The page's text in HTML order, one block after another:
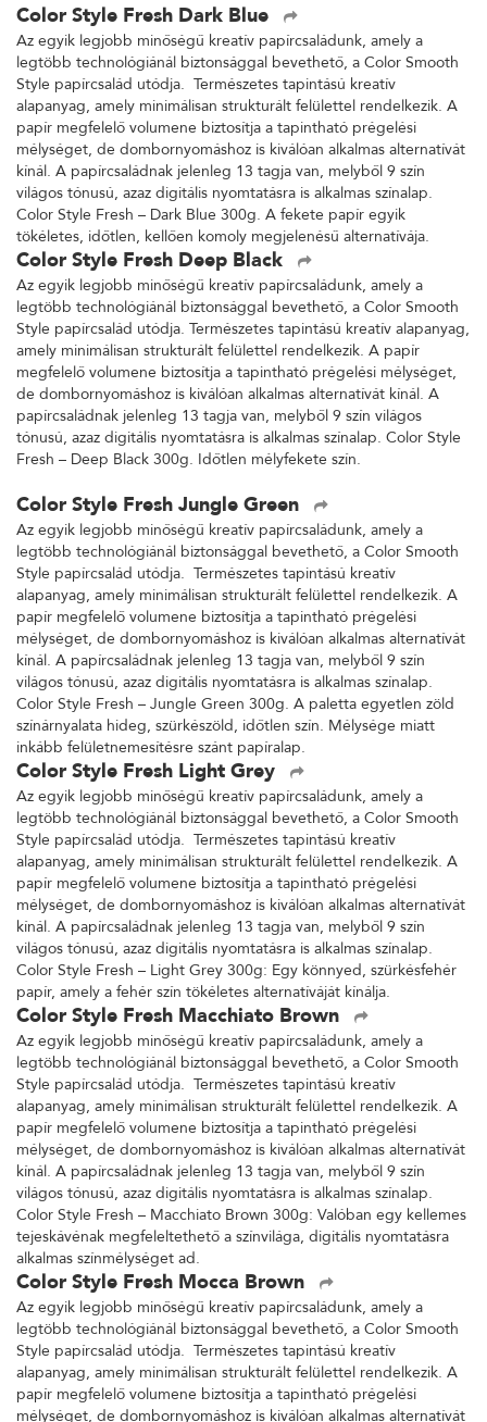
Color Style Fresh Dark Blue
Az egyik legjobb minőségű kreatív papírcsaládunk, amely a
legtöbb technológiánál biztonsággal bevethető, a Color Smooth
Style papírcsalád utódja. Természetes tapintású kreatív
alapanyag, amely minimálisan strukturált felülettel rendelkezik. A
papír megfelelő volumene biztosítja a tapintható prégelési
mélységet, de dombornyomáshoz is kiválóan alkalmas alternatívát
kínál. A papírcsaládnak jelenleg 13 tagja van, melyből 9 szín
világos tónusú, azaz digitális nyomtatásra is alkalmas színalap.
Color Style Fresh – Dark Blue 300g. A fekete papír egyik
tökéletes, időtlen, kellően komoly megjelenésű alternatívája.
Color Style Fresh Deep Black
Az egyik legjobb minőségű kreatív papírcsaládunk, amely a
legtöbb technológiánál biztonsággal bevethető, a Color Smooth
Style papírcsalád utódja. Természetes tapintású kreatív alapanyag,
amely minimálisan strukturált felülettel rendelkezik. A papír
megfelelő volumene biztosítja a tapintható prégelési mélységet,
de dombornyomáshoz is kiválóan alkalmas alternatívát kínál. A
papírcsaládnak jelenleg 13 tagja van, melyből 9 szín világos
tónusú, azaz digitális nyomtatásra is alkalmas színalap. Color Style
Fresh – Deep Black 300g. Időtlen mélyfekete szín.
Color Style Fresh Jungle Green
Az egyik legjobb minőségű kreatív papírcsaládunk, amely a
legtöbb technológiánál biztonsággal bevethető, a Color Smooth
Style papírcsalád utódja. Természetes tapintású kreatív
alapanyag, amely minimálisan strukturált felülettel rendelkezik. A
papír megfelelő volumene biztosítja a tapintható prégelési
mélységet, de dombornyomáshoz is kiválóan alkalmas alternatívát
kínál. A papírcsaládnak jelenleg 13 tagja van, melyből 9 szín
világos tónusú, azaz digitális nyomtatásra is alkalmas színalap.
Color Style Fresh – Jungle Green 300g. A paletta egyetlen zöld
színárnyalata hideg, szürkészöld, időtlen szín. Mélysége miatt
inkább felületnemesítésre szánt papíralap.
Color Style Fresh Light Grey
Az egyik legjobb minőségű kreatív papírcsaládunk, amely a
legtöbb technológiánál biztonsággal bevethető, a Color Smooth
Style papírcsalád utódja. Természetes tapintású kreatív
alapanyag, amely minimálisan strukturált felülettel rendelkezik. A
papír megfelelő volumene biztosítja a tapintható prégelési
mélységet, de dombornyomáshoz is kiválóan alkalmas alternatívát
kínál. A papírcsaládnak jelenleg 13 tagja van, melyből 9 szín
világos tónusú, azaz digitális nyomtatásra is alkalmas színalap.
Color Style Fresh – Light Grey 300g: Egy könnyed, szürkésfehér
papír, amely a fehér szín tökéletes alternatíváját kínálja.
Color Style Fresh Macchiato Brown
Az egyik legjobb minőségű kreatív papírcsaládunk, amely a
legtöbb technológiánál biztonsággal bevethető, a Color Smooth
Style papírcsalád utódja. Természetes tapintású kreatív
alapanyag, amely minimálisan strukturált felülettel rendelkezik. A
papír megfelelő volumene biztosítja a tapintható prégelési
mélységet, de dombornyomáshoz is kiválóan alkalmas alternatívát
kínál. A papírcsaládnak jelenleg 13 tagja van, melyből 9 szín
világos tónusú, azaz digitális nyomtatásra is alkalmas színalap.
Color Style Fresh – Macchiato Brown 300g: Valóban egy kellemes
tejeskávénak megfeleltethető a színvilága, digitális nyomtatásra
alkalmas színmélységet ad.
Color Style Fresh Mocca Brown
Az egyik legjobb minőségű kreatív papírcsaládunk, amely a
legtöbb technológiánál biztonsággal bevethető, a Color Smooth
Style papírcsalád utódja. Természetes tapintású kreatív
alapanyag, amely minimálisan strukturált felülettel rendelkezik. A
papír megfelelő volumene biztosítja a tapintható prégelési
mélységet, de dombornyomáshoz is kiválóan alkalmas alternatívát